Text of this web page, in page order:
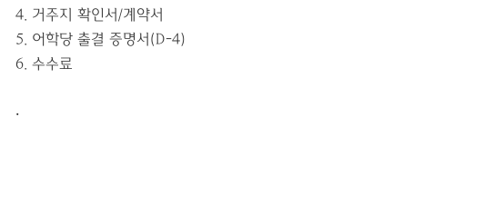
4. 거주지 확인서/계약서
5. 어학당 출결 증명서 (D-4)
6. 수수료
.